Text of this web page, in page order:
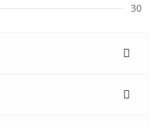
30